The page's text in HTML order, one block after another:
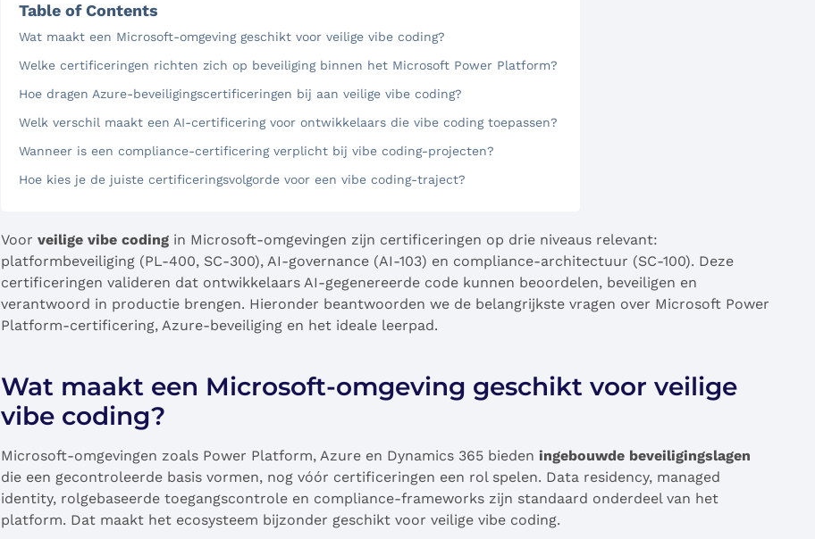
Table of Contents
Wat maakt een Microsoft-omgeving geschikt voor veilige vibe coding?
Welke certificeringen richten zich op beveiliging binnen het Microsoft Power Platform?
Hoe dragen Azure-beveiligingscertificeringen bij aan veilige vibe coding?
Welk verschil maakt een AI-certificering voor ontwikkelaars die vibe coding toepassen?
Wanneer is een compliance-certificering verplicht bij vibe coding-projecten?
Hoe kies je de juiste certificeringsvolgorde voor een vibe coding-traject?
Voorveilige vibe coding in Microsoft-omgevingen zijn certificeringen op drie niveaus relevant:
platformbeveiliging (PL-400, SC-300), AI-governance (AI-103) en compliance-architectuur (SC-100). Deze
certificeringen valideren dat ontwikkelaars AI-gegenereerde code kunnen beoordelen, beveiligen en
verantwoord in productie brengen. Hieronder beantwoorden we de belangrijkste vragen over Microsoft Power
Platform-certificering, Azure-beveiliging en het ideale leerpad.
Wat maakt een Microsoft-omgeving geschikt voor veilige
vibe coding?
Microsoft-omgevingen zoals Power Platform, Azure en Dynamics 365 biedeningebouwde beveiligingslagen
die een gecontroleerde basis vormen, nog vóór certificeringen een rol spelen. Data residency, managed
identity, rolgebaseerde toegangscontrole en compliance-frameworks zijn standaard onderdeel van het
platform. Dat maakt het ecosysteem bijzonder geschikt voor veilige vibe coding.